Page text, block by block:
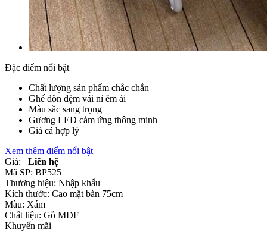
Đặc điểm nổi bật
Chất lượng sản phẩm chắc chắn
Ghế đôn đệm vải nỉ êm ái
Màu sắc sang trọng
Gương LED cảm ứng thông minh
Giá cả hợp lý
Xem thêm điểm nổi bật
Giá:
Liên hệ
Mã SP: BP525
Thương hiệu: Nhập khẩu
Kích thước: Cao mặt bàn 75cm
Màu: Xám
Chất liệu: Gỗ MDF
Khuyến mãi